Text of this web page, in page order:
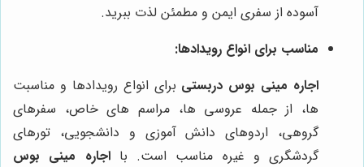
آسوده از سفری ایمن و مطمئن لذت ببرید.
مناسب برای انواع رویدادها:
اجاره مینی بوس دربستی برای انواع رویدادها و مناسبت
ها، از جمله عروسی ها، مراسم های خاص، سفرهای
گروهی، اردوهای دانش آموزی و دانشجویی، تورهای
گردشگری و غیره مناسب است. بااجاره مینی بوس